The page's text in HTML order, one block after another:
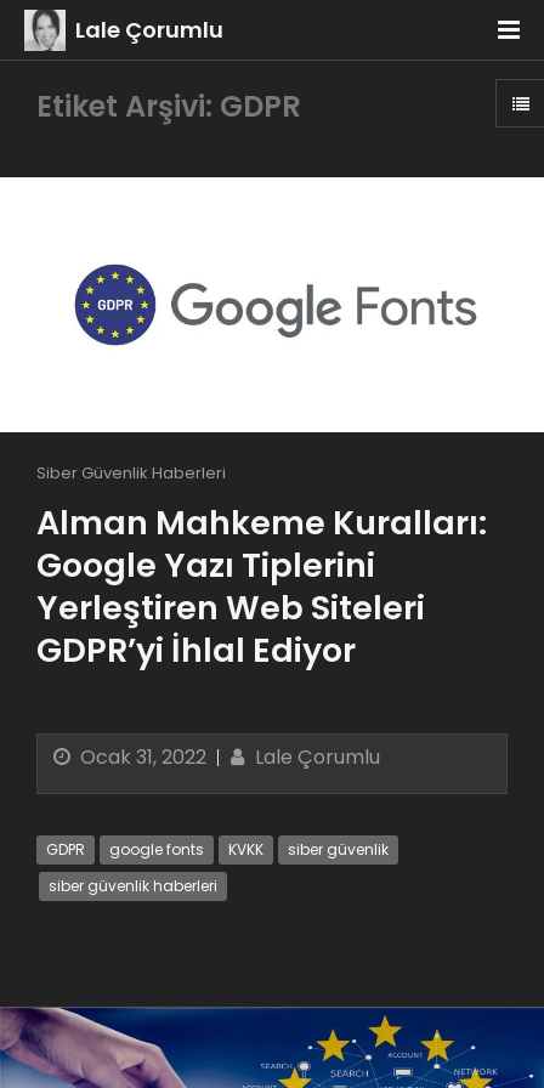
Lale Çorumlu
Etiket Arşivi: GDPR
Siber Güvenlik Haberleri
Alman Mahkeme Kuralları:
Google Yazı Tiplerini
Yerleştiren Web Siteleri
GDPR’yi İhlal Ediyor
Ocak 31, 2022 Lale Çorumlu
GDPR google fonts KVKK
siber güvenlik
siber güvenlik haberleri